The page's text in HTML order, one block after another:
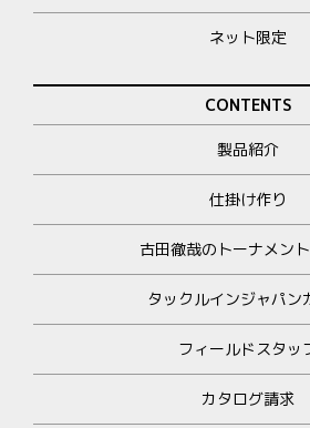
ネット限定
CONTENTS
製品紹介
仕掛け作り
古田徹哉のトーナメン
タックルインジャパン
フィールドスタッ
カタログ請求